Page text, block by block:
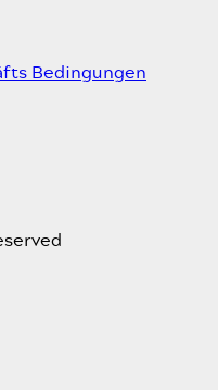
Bedingungen